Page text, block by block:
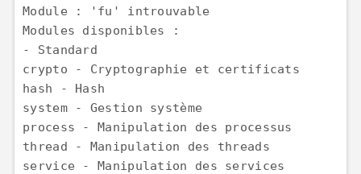
Module : 'fu' introuvable
Modules disponibles :
- Standard
crypto - Cryptographie et certificats
hash - Hash
system - Gestion système
process - Manipulation des processus
thread - Manipulation des threads
service - Manipulation des services